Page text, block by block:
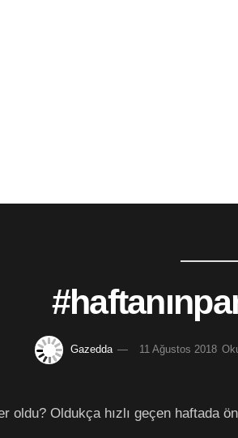
Gazedda 11 Ağustos 2018
oldu? Oldukça hızlı geçen haftada